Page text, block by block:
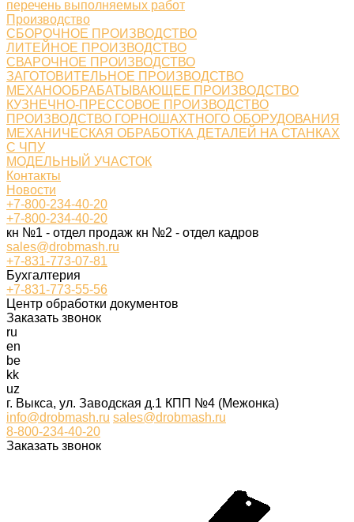
перечень выполняемых работ
Производство
СБОРОЧНОЕ ПРОИЗВОДСТВО
ЛИТЕЙНОЕ ПРОИЗВОДСТВО
СВАРОЧНОЕ ПРОИЗВОДСТВО
ЗАГОТОВИТЕЛЬНОЕ ПРОИЗВОДСТВО
МЕХАНООБРАБАТЫВАЮЩЕЕ ПРОИЗВОДСТВО
КУЗНЕЧНО-ПРЕССОВОЕ ПРОИЗВОДСТВО
ПРОИЗВОДСТВО ГОРНОШАХТНОГО ОБОРУДОВАНИЯ
МЕХАНИЧЕСКАЯ ОБРАБОТКА ДЕТАЛЕЙ НА СТАНКАХ
С ЧПУ
МОДЕЛЬНЫЙ УЧАСТОК
Контакты
Новости
+7-800-234-40-20
+7-800-234-40-20
кн №1 - отдел продаж кн №2 - отдел кадров
sales@drobmash.ru
+7-831-773-07-81
Бухгалтерия
+7-831-773-55-56
Центр обработки документов
Заказать звонок
ru
en
be
kk
uz
г. Выкса, ул. Заводская д.1 КПП №4 (Межонка)
info@drobmash.ru sales@drobmash.ru
8-800-234-40-20
Заказать звонок